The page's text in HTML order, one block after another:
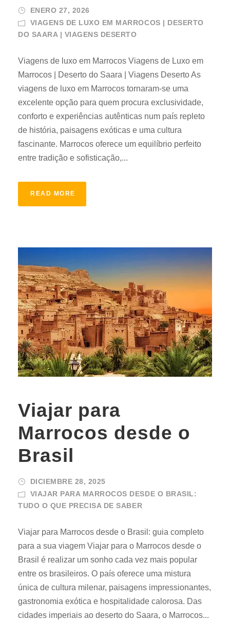
ENERO 27, 2026
VIAGENS DE LUXO EM MARROCOS | DESERTO
DO SAARA | VIAGENS DESERTO
Viagens de luxo em Marrocos Viagens de Luxo em
Marrocos | Deserto do Saara | Viagens Deserto As
viagens de luxo em Marrocos tornaram-se uma
excelente opção para quem procura exclusividade,
conforto e experiências autênticas num país repleto
de história, paisagens exóticas e uma cultura
fascinante. Marrocos oferece um equilíbrio perfeito
entre tradição e sofisticação,...
READ MORE
Viajar para
Marrocos desde o
Brasil
DICIEMBRE 28, 2025
VIAJAR PARA MARROCOS DESDE O BRASIL:
TUDO O QUE PRECISA DE SABER
Viajar para Marrocos desde o Brasil: guia completo
para a sua viagem Viajar para o Marrocos desde o
Brasil é realizar um sonho cada vez mais popular
entre os brasileiros. O país oferece uma mistura
única de cultura milenar, paisagens impressionantes,
gastronomia exótica e hospitalidade calorosa. Das
cidades imperiais ao deserto do Saara, o Marrocos...